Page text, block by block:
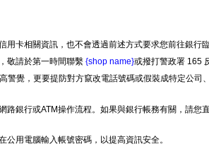
卡相關資訊，也不會透過前述方式要求您前往銀行臨
敬請於第一時間聯繫 {shop name}或撥打警政署 165
覺，更要提防對方竄改電話號碼或假裝成特定公
銀行或ATM操作流程。如果與銀行帳務有關，請
用電腦輸入帳號密碼，以提高資訊安全。